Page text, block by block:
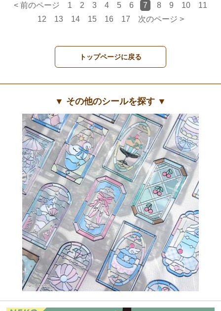
< 前のページ 1 2 3 4 5 6 7 8 9 10
11
12
13 14 15 16 17 次のページ >
トップページに戻る
▼ その他のシールを探す ▼